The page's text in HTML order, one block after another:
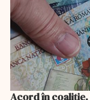
Acord în coaliție.